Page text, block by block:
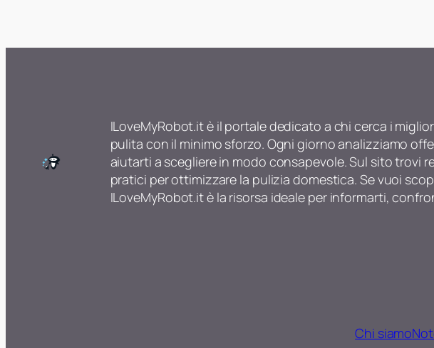
ILoveMyRobot.it è il portale dedicato a chi cerca i
pulita con il minimo sforzo. Ogni giorno analizziamo
aiutarti a scegliere in modo consapevole. Sul sito trovi
pratici per ottimizzare la pulizia domestica. Se vuoi
ILoveMyRobot.it è la risorsa ideale per informarti,
Chi siamo